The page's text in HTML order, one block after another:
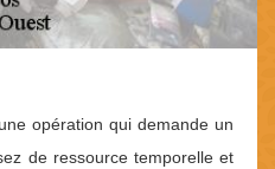
opération qui demande un
de ressource temporelle et